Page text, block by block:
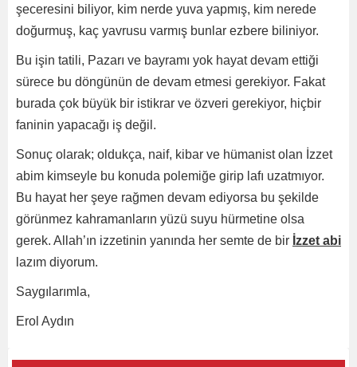
şeceresini biliyor, kim nerde yuva yapmış, kim nerede
doğurmuş, kaç yavrusu varmış bunlar ezbere biliniyor.
Bu işin tatili, Pazarı ve bayramı yok hayat devam ettiği
sürece bu döngünün de devam etmesi gerekiyor. Fakat
burada çok büyük bir istikrar ve özveri gerekiyor, hiçbir
faninin yapacağı iş değil.
Sonuç olarak; oldukça, naif, kibar ve hümanist olan İzzet
abim kimseyle bu konuda polemiğe girip lafı uzatmıyor.
Bu hayat her şeye rağmen devam ediyorsa bu şekilde
görünmez kahramanların yüzü suyu hürmetine olsa
gerek. Allah’ın izzetinin yanında her semte de bir İzzet abi
lazım diyorum.
Saygılarımla,
Erol Aydın